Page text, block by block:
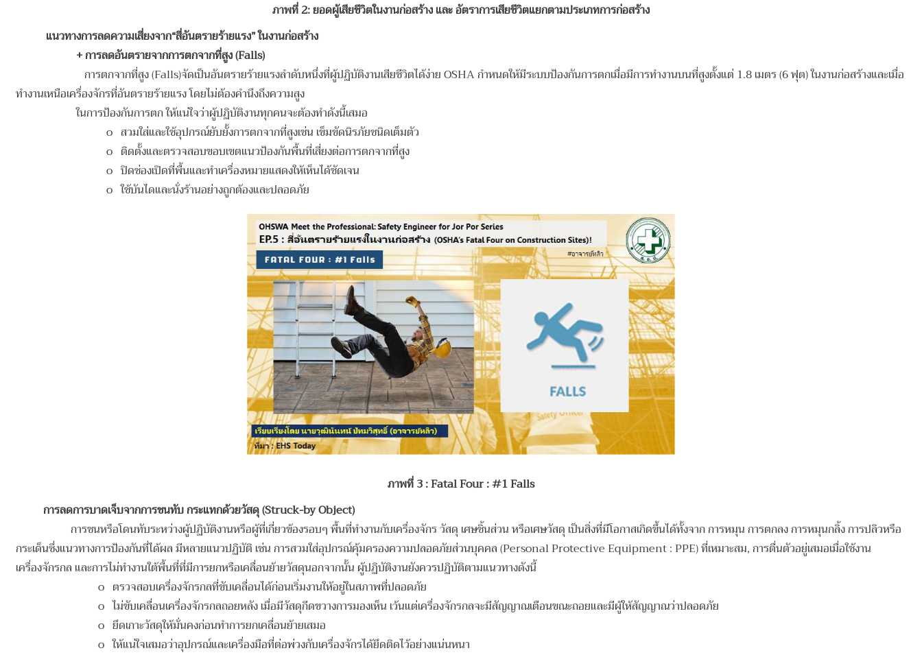
ภาพที่ 2: ยอดผู้เสียชีวิตในงานก่อสร้าง และ อัตราการเสียชีวิตแยกตามประเภทการก่อสร้าง
แนวทางการลดความเสี่ยงจาก“สี่อันตรายร้ายแรง” ในงานก่อสร้าง
+การลดอันตรายจากการตกจากที่สูง (Falls)
การตกจากที่สูง (Falls)จัดเป็นอันตรายร้ายแรงลำดับหนึ่งที่ผู้ปฏิบัติงานเสียชีวิตได้ง่าย OSHA กำหนดให้มีระบบป้องกันการตกเมื่อมีการทำงานบนที่สูงตั้งแต่ 1.8 เมตร (6 ฟุต) ในงานก่อสร้างและเมื่อ
ทำงานเหนือเครื่องจักรที่อันตรายร้ายแรง โดยไม่ต้องคำนึงถึงความสูง
ในการป้องกันการตก ให้แน่ใจว่าผู้ปฏิบัติงานทุกคนจะต้องทำดังนี้เสมอ
o สวมใส่และใช้อุปกรณ์ยับยั้งการตกจากที่สูงเช่น เข็มขัดนิรภัยชนิดเต็มตัว
o ติดตั้งและตรวจสอบขอบเขตแนวป้องกันพื้นที่เสี่ยงต่อการตกจากที่สูง
o ปิดช่องเปิดที่พื้นและทำเครื่องหมายแสดงให้เห็นได้ชัดเจน
o ใช้บันไดและนั่งร้านอย่างถูกต้องและปลอดภัย
ภาพที่ 3: Fatal Four : #1 Falls
การลดการบาดเจ็บจากการชนทับ กระแทกด้วยวัสดุ (Struck-by Object)
การชนหรือโดนทับระหว่างผู้ปฏิบัติงานหรือผู้ที่เกี่ยวข้องรอบๆ พื้นที่ทำงานกับเครื่องจักร วัสดุ เศษชิ้นส่วน หรือเศษวัสดุ เป็นสิ่งที่มีโอกาสเกิดขึ้นได้ทั้งจาก การหมุน การตกลง การหมุนกลิ้ง การปลิวหรือ
กระเด็นซึ่งแนวทางการป้องกันที่ได้ผล มีหลายแนวปฏิบัติ เช่น การสวมใส่อุปกรณ์คุ้มครองความปลอดภัยส่วนบุคคล (Personal Protective Equipment : PPE) ที่เหมาะสม, การตื่นตัวอยู่เสมอเมื่อใช้งาน
เครื่องจักรกล และการไม่ทำงานใต้พื้นที่ที่มีการยกหรือเคลื่อนย้ายวัสดุนอกจากนั้น ผู้ปฏิบัติงานยังควรปฏิบัติตามแนวทางดังนี้
o ตรวจสอบเครื่องจักรกลที่ขับเคลื่อนได้ก่อนเริ่มงานให้อยู่ในสภาพที่ปลอดภัย
o ไม่ขับเคลื่อนเครื่องจักรกลถอยหลัง เมื่อมีวัสดุกีดขวางการมองเห็น เว้นแต่เครื่องจักรกลจะมีสัญญาณเตือนขณะถอยและมีผู้ให้สัญญาณว่าปลอดภัย
o ยึดเกาะวัสดุให้มั่นคงก่อนทำการยกเคลื่อนย้ายเสมอ
o ให้แน่ใจเสมอว่าอุปกรณ์และเครื่องมือที่ต่อพ่วงกับเครื่องจักรได้ยึดติดไว้อย่างแน่นหนา